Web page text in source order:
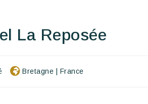
La Reposée
Bretagne France